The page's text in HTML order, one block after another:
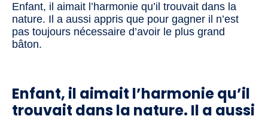
Enfant, il aimait l’harmonie qu’il trouvait dans la
nature. Il a aussi appris que pour gagner il n’est
pas toujours nécessaire d’avoir le plus grand
bâton.
Enfant, il aimait l’harmonie qu’il
trouvait dans la nature. Il a aussi